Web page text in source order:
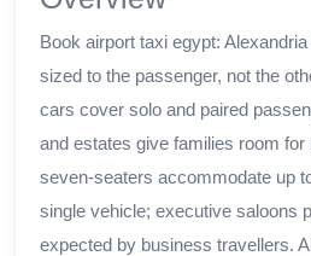
Book airport taxi egypt:
sized to the passenger, not the
cars cover solo and paired
and estates give families room for
seven-seaters accommodate up
single vehicle; executive saloons
expected by business travellers.